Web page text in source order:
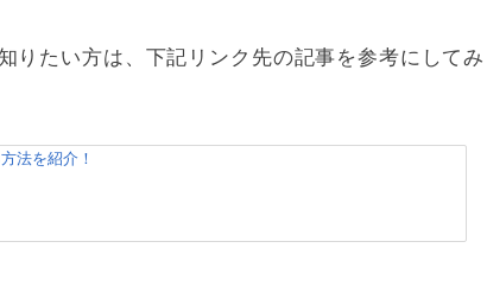
りたい方は、下記リンク先の記事を参考にしてみ
法を紹介！